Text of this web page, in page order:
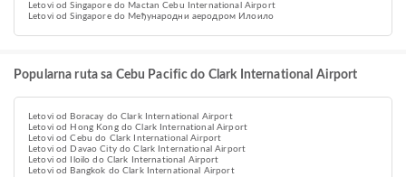
Letovi od Singapore do Mactan Cebu International Airport
Letovi od Singapore do Међународни аеродром Илоило
Popularna ruta sa Cebu Pacific do Clark International Airport
Letovi od Boracay do Clark International Airport
Letovi od Hong Kong do Clark International Airport
Letovi od Cebu do Clark International Airport
Letovi od Davao City do Clark International Airport
Letovi od Iloilo do Clark International Airport
Letovi od Bangkok do Clark International Airport